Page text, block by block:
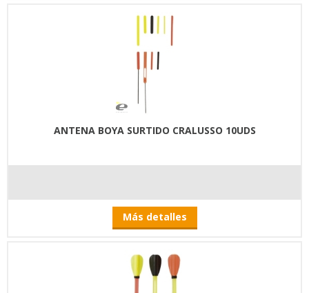
ANTENA BOYA SURTIDO CRALUSSO 10UDS
Más detalles